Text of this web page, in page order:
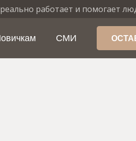
работает и помогает
СМИ